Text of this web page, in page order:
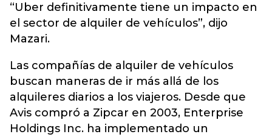
“Uber definitivamente tiene un impacto en
el sector de alquiler de vehículos”, dijo
Mazari.
Las compañías de alquiler de vehículos
buscan maneras de ir más allá de los
alquileres diarios a los viajeros. Desde que
Avis compró a Zipcar en 2003, Enterprise
Holdings Inc. ha implementado un